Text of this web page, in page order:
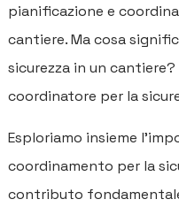
pianificazione e
cantiere. Ma cosa
sicurezza in un cantiere?
coordinatore per la
Esploriamo insieme
coordinamento per la
contributo